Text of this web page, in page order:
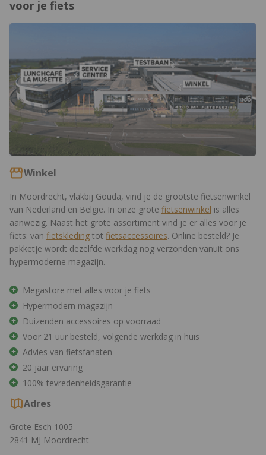
voor je fiets
https://www.12gobiking.nl/winkel
Winkel
In Moordrecht, vlakbij Gouda, vind je de grootste fietsenwinkel
van Nederland en België. In onze grote fietsenwinkel is alles
aanwezig. Naast het grote assortiment vind je er alles voor je
fiets: van fietskleding tot fietsaccessoires. Online besteld? Je
pakketje wordt dezelfde werkdag nog verzonden vanuit ons
hypermoderne magazijn.
Megastore met alles voor je fiets
Hypermodern magazijn
Duizenden accessoires op voorraad
Voor 21 uur besteld, volgende werkdag in huis
Advies van fietsfanaten
20 jaar ervaring
100% tevredenheidsgarantie
Adres
Grote Esch 1005
2841 MJ Moordrecht